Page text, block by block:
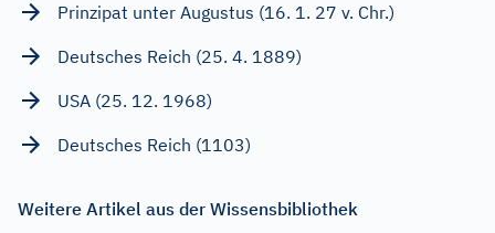
Prinzipat unter Augustus (16. 1. 27 v. Chr.)
Deutsches Reich (25. 4. 1889)
USA (25. 12. 1968)
Deutsches Reich (1103)
Weitere Artikel aus der Wissensbibliothek